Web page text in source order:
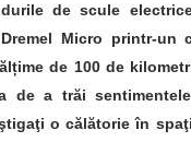
de scule
Micro printr-
de 100 de
de a trăi
o călătorie în